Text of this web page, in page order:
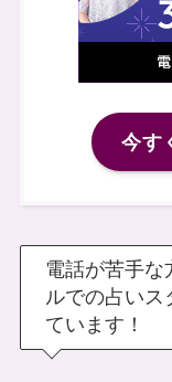
今す
電話が苦手な
ルでの占いス
ています！